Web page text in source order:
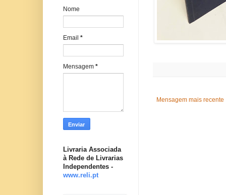
Mensagem mais recente
Nome
Email *
Mensagem *
Livraria Associada
à Rede de Livrarias
Independentes -
www.reli.pt